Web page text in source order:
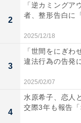
2
「逆カミングア
者、整形告白に
2025/12/18
3
「世間をにぎわ
違法行為の告発
2025/02/07
4
水原希子、恋人
交際3年も報告